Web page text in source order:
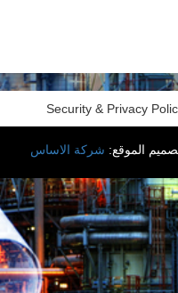
Security & Privacy
الموقع: شركة الاساس